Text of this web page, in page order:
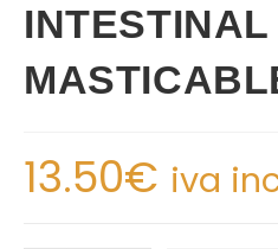
INTESTINAL
13.50€ iva